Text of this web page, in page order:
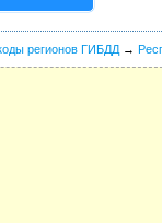
регионов ГИБДД →